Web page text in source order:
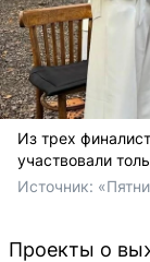
Из трех
участвовали
Источник:
Проекты о